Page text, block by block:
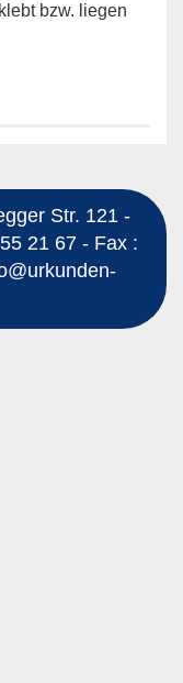
bzw. liegen
Str. 121 -
21 67 - Fax :